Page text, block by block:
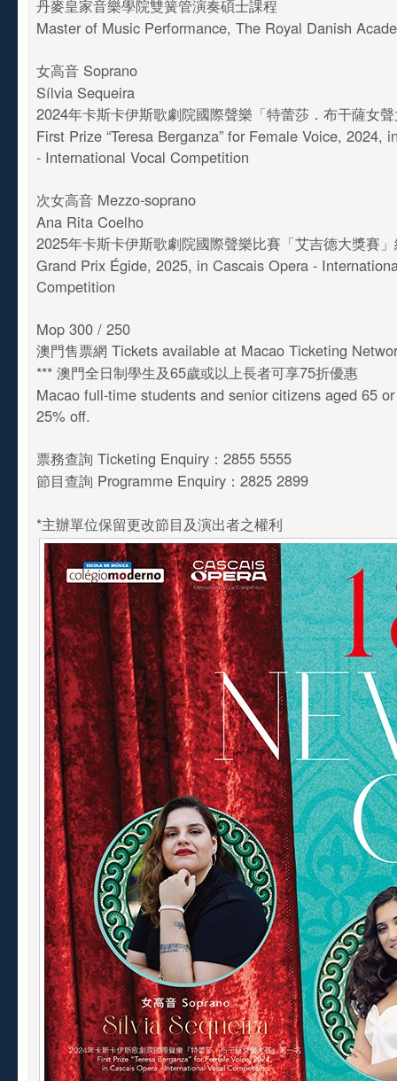
丹麥皇家音樂學院雙簧管演奏碩士課程
Master of Music Performance, The Royal Danish
女高音 Soprano
Sílvia Sequeira
2024年卡斯卡伊斯歌劇院國際聲樂「特蕾莎．布干薩女
First Prize “Teresa Berganza” for Female Voice, 2024,
- International Vocal Competition
次女高音 Mezzo-soprano
Ana Rita Coelho
2025年卡斯卡伊斯歌劇院國際聲樂比賽「艾吉德大獎賽
Grand Prix Égide, 2025, in Cascais Opera -
Competition
Mop 300 / 250
澳門售票網 Tickets available at Macao Ticketing
*** 澳門全日制學生及65歲或以上長者可享75折優惠
Macao full-time students and senior citizens aged 65
25% off.
票務查詢 Ticketing Enquiry：2855 5555
節目查詢 Programme Enquiry：2825 2899
*主辦單位保留更改節目及演出者之權利